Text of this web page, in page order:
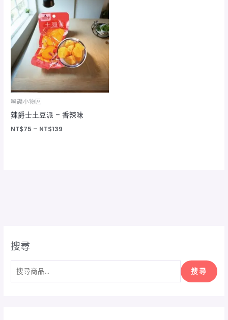
嘴饞小物區
辣爵士土豆派 – 香辣味
NT$75 – NT$139
範
圍：
NT$75
到
NT$139
搜尋
搜尋